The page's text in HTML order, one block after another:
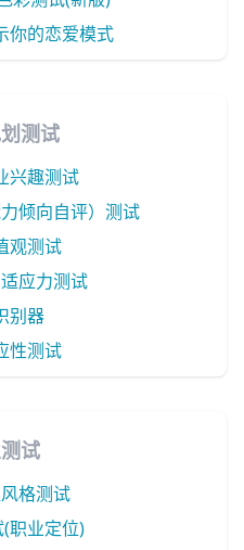
你的恋爱模式
测试
兴趣测试
倾向自评）测试
观测试
应力测试
别器
性测试
试
格测试
职业定位)